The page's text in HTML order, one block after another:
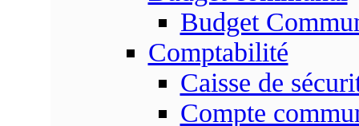
Budget
Comptabilité
Caisse de
Compte